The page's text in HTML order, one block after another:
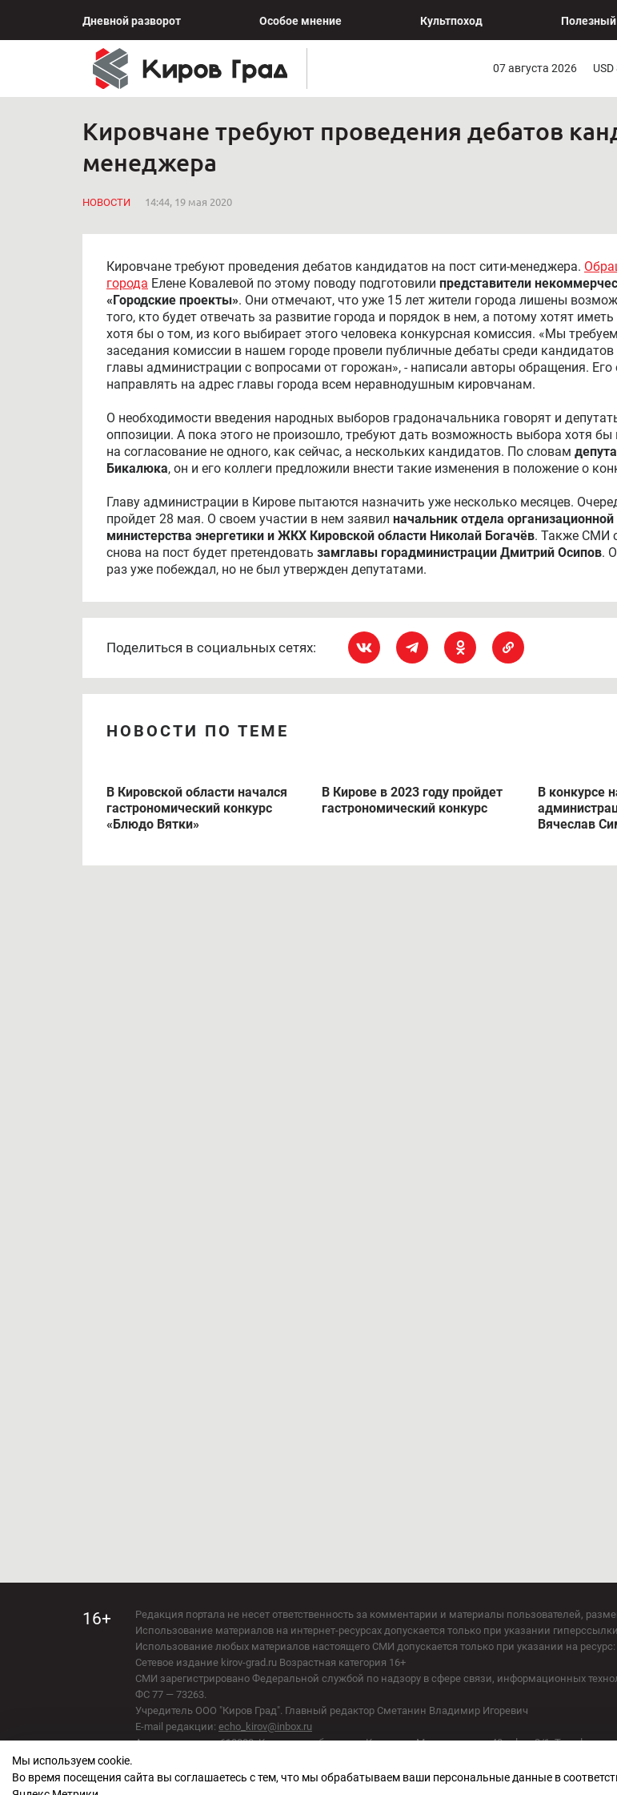
Дневной разворот Особое мнение Культпоход Полезный
07 августа 2026
Кировчане требуют проведения дебатов
менеджера
НОВОСТИ 14:44, 19 мая 2020
Кировчане требуют проведения дебатов кандидатов на пост сити-менеджера.
города Елене Ковалевой по этому поводу подготовили представители
«Городские проекты». Они отмечают, что уже 15 лет жители города лишены
того, кто будет отвечать за развитие города и порядок в нем, а потому хотят
хотя бы о том, из кого выбирает этого человека конкурсная комиссия. «Мы
заседания комиссии в нашем городе провели публичные дебаты среди
главы администрации с вопросами от горожан», - написали авторы обращения.
направлять на адрес главы города всем неравнодушным кировчанам.
О необходимости введения народных выборов градоначальника говорят и
оппозиции. А пока этого не произошло, требуют дать возможность выбора хотя бы
на согласование не одного, как сейчас, а нескольких кандидатов. По словам
Бикалюка, он и его коллеги предложили внести такие изменения в положение о
Главу администрации в Кирове пытаются назначить уже несколько месяцев.
пройдет 28 мая. О своем участии в нем заявил начальник отдела
министерства энергетики и ЖКХ Кировской области Николай Богачёв. Также СМИ
снова на пост будет претендовать замглавы горадминистрации Дмитрий Осипов.
раз уже побеждал, но не был утвержден депутатами.
Поделиться в социальных сетях:
НОВОСТИ ПО ТЕМЕ
В Кировской области начался
гастрономический конкурс
«Блюдо Вятки»
В Кирове в 2023 году пройдет
гастрономический конкурс
В конкурсе
Вячеслав
16+
Редакция портала не несет ответственность за комментарии и материалы пользователей,
Использование материалов на интернет-ресурсах допускается только при указании
Использование любых материалов настоящего СМИ допускается только при указании на ресурс:
Сетевое издание kirov-grad.ru Возрастная категория 16+
СМИ зарегистрировано Федеральной службой по надзору в сфере связи, информационных
ФС 77 — 73263.
Учредитель ООО "Киров Град". Главный редактор Сметанин Владимир Игоревич
E-mail редакции: echo_kirov@inbox.ru
Адрес редакции: 610000, Кировская область, г. Киров, ул. Московская, д. 40, офис 2/1. Телефон
Политика обработки персональных данных
Мы используем cookie.
Во время посещения сайта вы соглашаетесь с тем, что мы обрабатываем ваши персональные данные в